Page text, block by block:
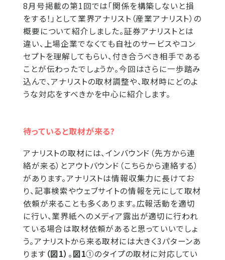
8月号掲載の第1回では「関係を構築しないと損
をする！」として業界アナリスト（産業アナリスト）の
概要について紹介しました。証券アナリストとは
違い、上場企業でなくても自社のサービスやコン
セプトを理解してもらい、付き合うべき相手である
ことが伝わったでしょうか。今回はさらに一歩踏み
込んで、アナリストの取材調整や、取材時にどのよ
うな対応をすべきかを中心に紹介します。
待っていると取材が来る?
アナリストの取材には、インバウンド（先方から連
絡が来る）とアウトバウンド（こちらから連絡する）
があります。アナリストは情報収集力に長けてお
り、記事検索やウェブサイトの情報を元にして取材
依頼が来ることも多くあります。広報活動を適切
に行い、業界紙へのメディア露出が適切に行われ
ている場合は取材依頼があると思っていいでしょ
う。アナリストから来る取材には大きく3パターンあ
ります （図1） 。図1①のタイプの取材に対応してい